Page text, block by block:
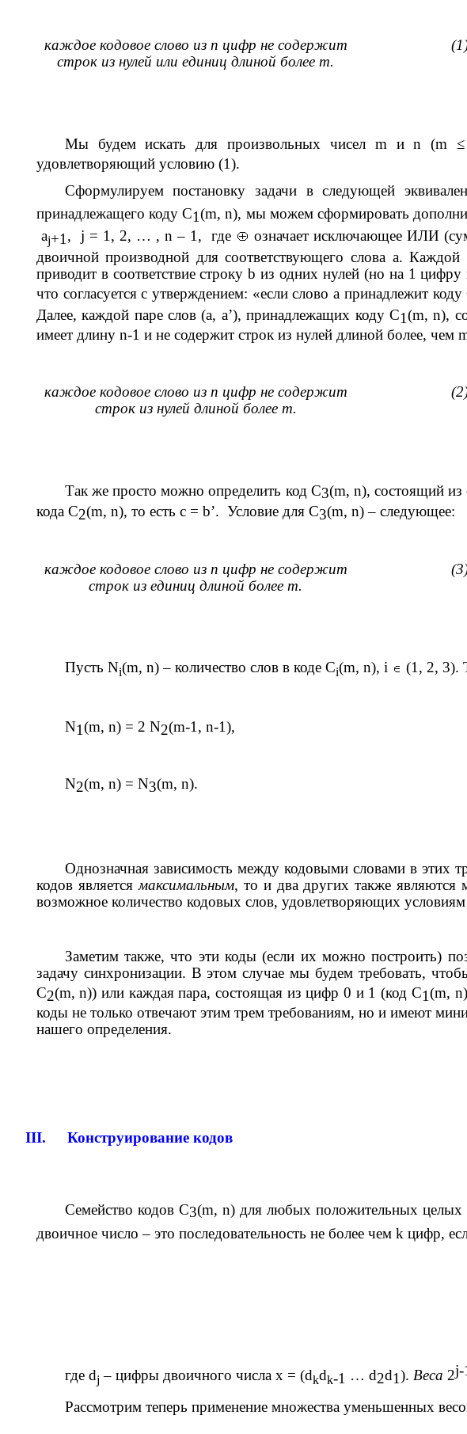
каждое кодовое слово из n цифр не содержит
строк из нулей или единиц длиной болееm.
Мы будем искать для произвольных чисел m иn (m ≤
удовлетворяющий условию (1).
Сформулируем постановку задачи в следующей
принадлежащего кодуC1(m,n), мы можем сформировать
aj+1, j = 1, 2, … , n– 1, где означает исключающее ИЛИ
двоичной производной для соответствующего слова a. Каждой
приводит в соответствие строкуb из одних нулей (но на 1
что согласуется с утверждением: «если словоa принадлежит коду
Далее, каждой паре слов (a, a’), принадлежащих кодуC1(m,n),
имеет длину n-1 и не содержит строк из нулей длиной более, чем
каждое кодовое слово из n цифр не содержит
строк из нулей длиной более m.
Так же просто можно определить код C3(m, n), состоящий из
кода C2(m, n), то есть c= b’. Условие для C3(m, n) – следующее:
каждое кодовое слово из n цифр не содержит
строк из единиц длиной более m.
Пусть Ni(m, n) – количество слов в коде Ci(m, n), i (1, 2, 3).
N1(m, n) = 2 N2(m-1, n-1),
N2(m, n) = N3(m, n).
Однозначная зависимость между кодовыми словами в этих
кодов являетсямаксимальным, то и два других также
возможное количество кодовых слов, удовлетворяющих
Заметим также, что эти коды (если их можно построить)
задачу синхронизации. В этом случае мы будем требовать,
C2(m,n)) или каждая пара, состоящая из цифр 0 и 1 (код C1(m, n
коды не только отвечают этим трем требованиям, но и имеют
нашего определения.
III. Конструирование кодов
Семейство кодов C3(m,n) для любых положительных целых
двоичное число – это последовательность не более чем k цифр,
где dj – цифры двоичного числа x= (dkdk-1 … d2d1). Веса 2j-
Рассмотрим теперь применение множества уменьшенных